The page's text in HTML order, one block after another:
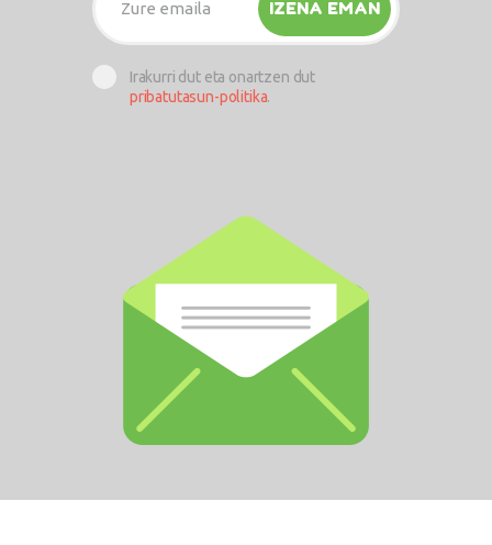
Irakurri dut eta onartzen dut
pribatutasun-politika.